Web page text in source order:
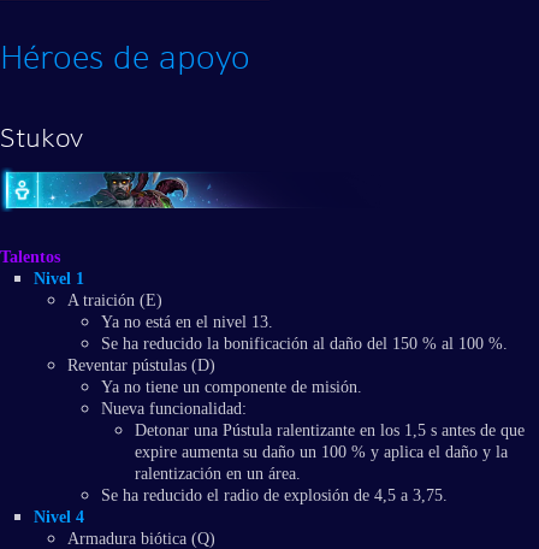
Héroes de apoyo
Stukov
Talentos
Nivel 1
A traición (E)
Ya no está en el nivel 13.
Se ha reducido la bonificación al daño del 150 % al 100 %.
Reventar pústulas (D)
Ya no tiene un componente de misión.
Nueva funcionalidad:
Detonar una Pústula ralentizante en los 1,5 s antes de que
expire aumenta su daño un 100 % y aplica el daño y la
ralentización en un área.
Se ha reducido el radio de explosión de 4,5 a 3,75.
Nivel 4
Armadura biótica (Q)